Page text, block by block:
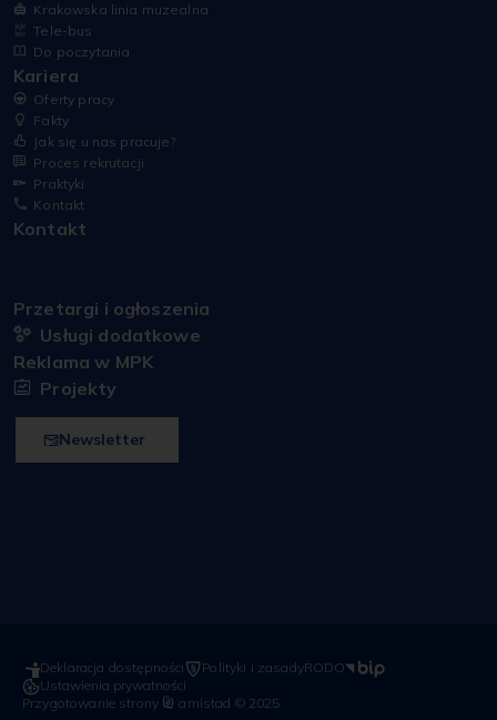
Krakowska linia muzealna
Tele-bus
Do poczytania
Kariera
Oferty pracy
Fakty
Jak się u nas pracuje?
Proces rekrutacji
Praktyki
Kontakt
Kontakt
Przetargi i ogłoszenia
Usługi dodatkowe
Reklama w MPK
Projekty
Newsletter
Deklaracja dostępności Polityki i zasadyRODO
Ustawienia prywatności
Przygotowanie strony
amistad © 2025